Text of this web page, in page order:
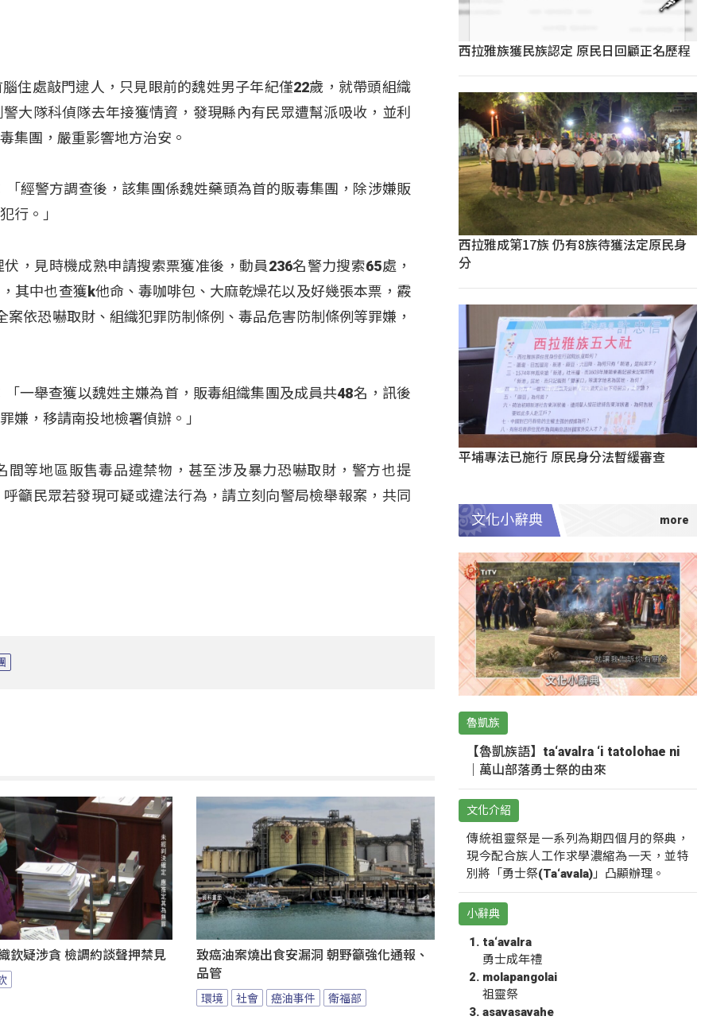
住處敲門逮人，只見眼前的魏姓男子年紀僅22歲，就帶頭組織
大隊科偵隊去年接獲情資，發現縣內有民眾遭幫派吸收，並利
集團，嚴重影響地方治安。
經警方調查後，該集團係魏姓藥頭為首的販毒集團，除涉嫌販
行。」
，見時機成熟申請搜索票獲准後，動員236名警力搜索65處，
其中也查獲k他命、毒咖啡包、大麻乾燥花以及好幾張本票，霰
依恐嚇取財、組織犯罪防制條例、毒品危害防制條例等罪嫌，
一舉查獲以魏姓主嫌為首，販毒組織集團及成員共48名，訊後
嫌，移請南投地檢署偵辦。」
間等地區販售毒品違禁物，甚至涉及暴力恐嚇取財，警方也提
籲民眾若發現可疑或違法行為，請立刻向警局檢舉報案，共同
欽疑涉貪 檢調約談聲押禁見
致癌油案燒出食安漏洞 朝野籲強化通報、
品管
環境 社會 癌油事件 衛福部
西拉雅族獲民族認定 原民日回顧正名歷程
西拉雅成第17族 仍有8族待獲法定原民身
分
平埔專法已施行 原民身分法暫緩審查
文化小辭典
魯凱族
【魯凱族語】ta‘avalra ‘i tatolohae ni
｜萬山部落勇士祭的由來
文化介紹
傳統祖靈祭是一系列為期四個月的祭典，
現今配合族人工作求學濃縮為一天，並特
別將「勇士祭(Ta‘avala)」凸顯辦理。
小辭典
ta‘avalra
勇士成年禮
molapangolai
祖靈祭
asavasavahe